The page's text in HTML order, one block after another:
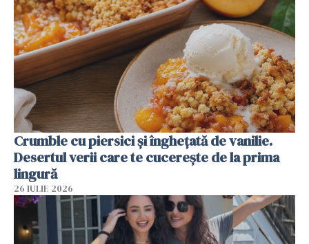
Crumble cu piersici și înghețată de vanilie.
Desertul verii care te cucerește de la prima
lingură
26 IULIE 2026